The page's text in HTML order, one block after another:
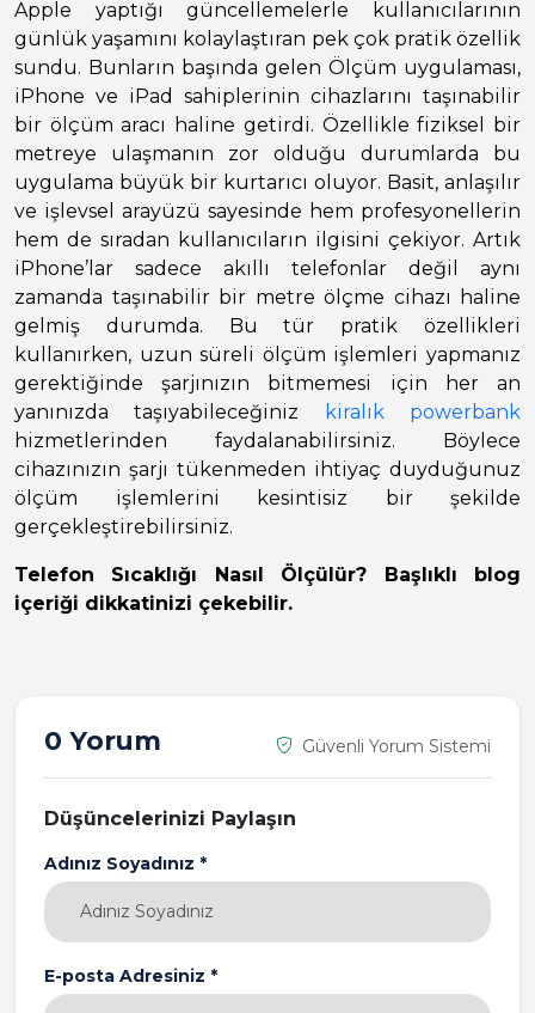
Apple yaptığı güncellemelerle kullanıcılarının
günlük yaşamını kolaylaştıran pek çok pratik özellik
sundu. Bunların başında gelen Ölçüm uygulaması,
iPhone ve iPad sahiplerinin cihazlarını taşınabilir
bir ölçüm aracı haline getirdi. Özellikle fiziksel bir
metreye ulaşmanın zor olduğu durumlarda bu
uygulama büyük bir kurtarıcı oluyor. Basit, anlaşılır
ve işlevsel arayüzü sayesinde hem profesyonellerin
hem de sıradan kullanıcıların ilgisini çekiyor. Artık
iPhone’lar sadece akıllı telefonlar değil aynı
zamanda taşınabilir bir metre ölçme cihazı haline
gelmiş durumda. Bu tür pratik özellikleri
kullanırken, uzun süreli ölçüm işlemleri yapmanız
gerektiğinde şarjınızın bitmemesi için her an
yanınızda taşıyabileceğiniz
kiralık powerbank
hizmetlerinden faydalanabilirsiniz. Böylece
cihazınızın şarjı tükenmeden ihtiyaç duyduğunuz
ölçüm işlemlerini kesintisiz bir şekilde
gerçekleştirebilirsiniz.
Telefon Sıcaklığı Nasıl Ölçülür? Başlıklı blog
içeriği dikkatinizi çekebilir.
0 Yorum Güvenli Yorum Sistemi
Düşüncelerinizi Paylaşın
Adınız Soyadınız *
E-posta Adresiniz *